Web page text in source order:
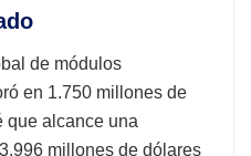
de módulos
en 1.750 millones de
que alcance una
millones de dólares